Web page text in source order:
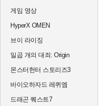
게임 영상
HyperX OMEN
브이 라이징
일곱 개의 대죄: Origin
몬스터헌터 스토리즈3
바이오하자드 레퀴엠
드래곤 퀘스트7